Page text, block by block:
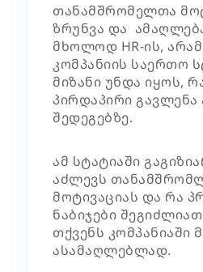
თანამშრომელთა
ზრუნვა და
მხოლოდ HR-ის,
კომპანიის საერთო
მიზანი უნდა იყოს,
პირდაპირი გავლენა
შედეგებზე.
ამ სტატიაში
აძლევს
მოტივაციას და რა
ნაბიჯები
თქვენს კომპანიაში
ასამაღლებლად.